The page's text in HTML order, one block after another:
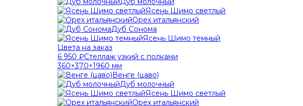
Ясень Шимо светлый
Орех итальянский
Дуб Сонома
Ясень Шимо темный
Цвета на заказ
6 950 ₽Стеллаж узкий с полками
360×370×1960 мм
Венге (цаво)
Дуб молочный
Ясень Шимо светлый
Орех итальянский